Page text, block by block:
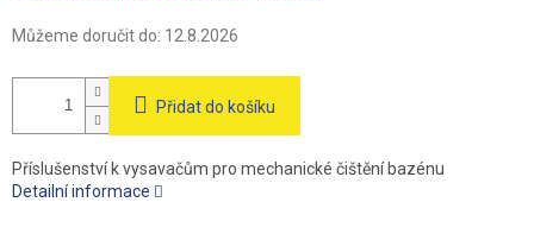
Můžeme doručit do: 12.8.2026
Přidat do košíku
Příslušenství k vysavačům pro mechanické čištění bazénu
Detailní informace